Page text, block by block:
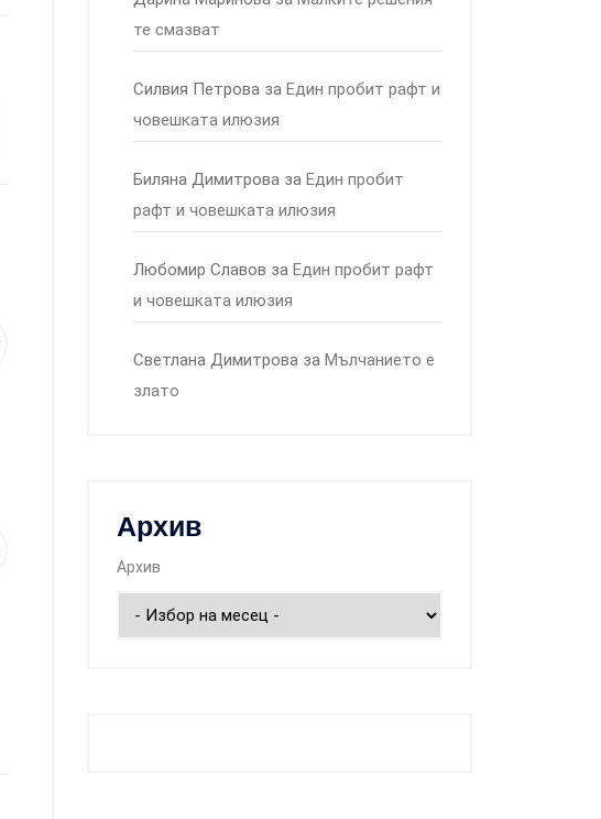
те смазват
Силвия Петрова за Един пробит рафт и
човешката илюзия
Биляна Димитрова за Един пробит
рафт и човешката илюзия
Любомир Славов за Един пробит рафт
и човешката илюзия
Светлана Димитрова за Мълчанието е
злато
Архив
Архив